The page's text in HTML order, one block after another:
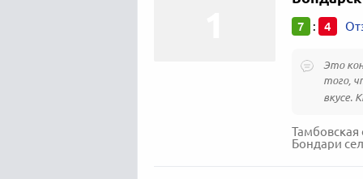
7 : 4
Это
того,
вкусе.
Тамбовская
Бондари